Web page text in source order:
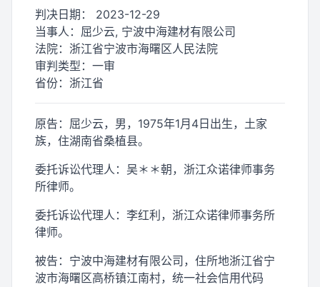
判决日期： 2023-12-29
当事人： 屈少云, 宁波中海建材有限公司
法院： 浙江省宁波市海曙区人民法院
审判类型： 一审
省份： 浙江省
原告：屈少云，男，1975年1月4日出生，土家
族，住湖南省桑植县。
委托诉讼代理人：吴＊＊朝，浙江众诺律师事务
所律师。
委托诉讼代理人：李红利，浙江众诺律师事务所
律师。
被告：宁波中海建材有限公司，住所地浙江省宁
波市海曙区高桥镇江南村，统一社会信用代码